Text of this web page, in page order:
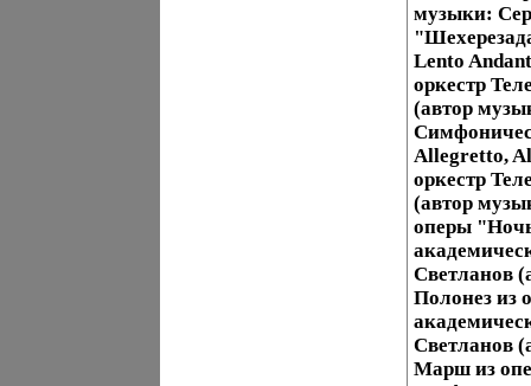
музыки:
Lento
оркестр
(автор
Allegretto,
оркестр
(автор
оперы
Светланов
Полонез из
Светланов
Марш из